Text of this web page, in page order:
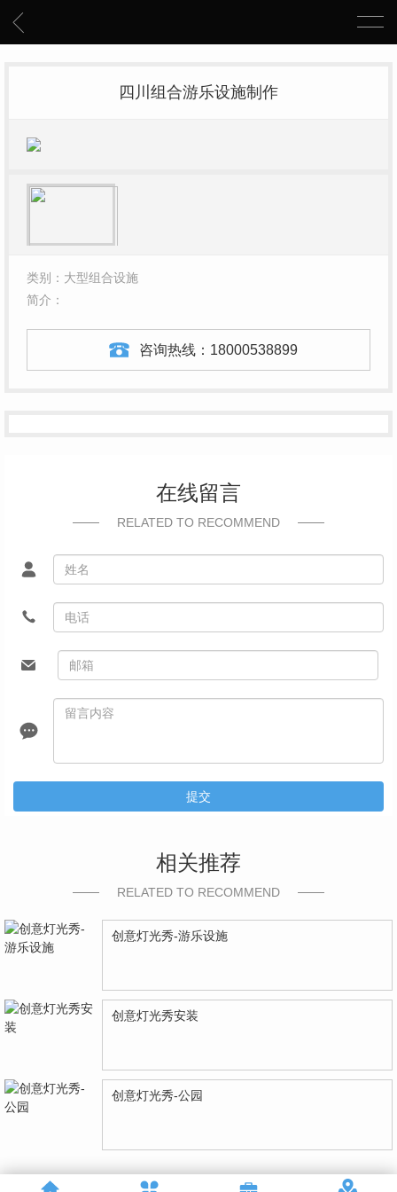
四川组合游乐设施制作
类别：大型组合设施
简介：
咨询热线： 18000538899
在线留言
RELATED TO RECOMMEND
提交
相关推荐
RELATED TO RECOMMEND
创意灯光秀-游乐设施
创意灯光秀安装
创意灯光秀-公园